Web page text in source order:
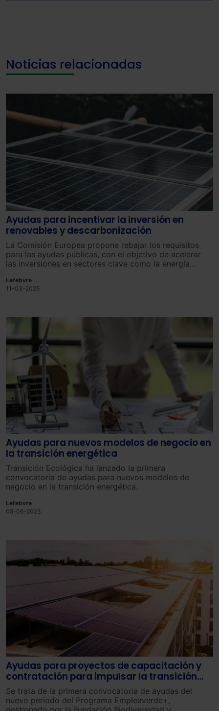
Noticias relacionadas
Ayudas para incentivar la inversión en
renovables y descarbonización
La Comisión Europea propone rebajar los requisitos
para las ayudas públicas, con el objetivo de acelerar
las inversiones en sectores clave como la energía
producción de componentes esenciales como baterías
y paneles solares.
Lefebvre
11-03-2025
Ayudas para nuevos modelos de negocio en
la transición energética
Transición Ecológica ha lanzado la primera
convocatoria de ayudas para nuevos modelos de
negocio en la transición energética.
Lefebvre
08-06-2023
Ayudas para proyectos de capacitación y
contratación para impulsar la transición
ecológica
Se trata de la primera convocatoria de ayudas del
nuevo periodo del Programa Empleaverde+,